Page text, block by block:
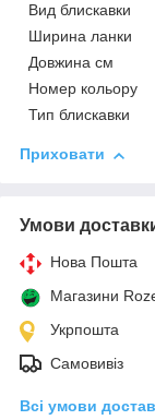
Вид блискавки
Ширина ланки
Довжина см
Номер кольору
Тип блискавки
Приховати
Умови
Нова Пошта
Магазини
Укрпошта
Самовивіз
Всі умови